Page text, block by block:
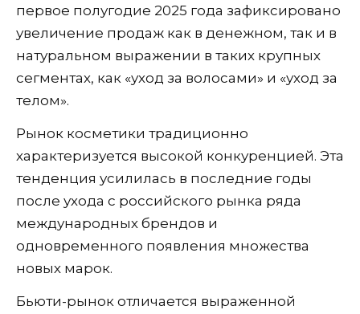
первое полугодие 2025 года зафиксировано
увеличение продаж как в денежном, так и в
натуральном выражении в таких крупных
сегментах, как «уход за волосами» и «уход за
телом».
Рынок косметики традиционно
характеризуется высокой конкуренцией. Эта
тенденция усилилась в последние годы
после ухода с российского рынка ряда
международных брендов и
одновременного появления множества
новых марок.
Бьюти-рынок отличается выраженной